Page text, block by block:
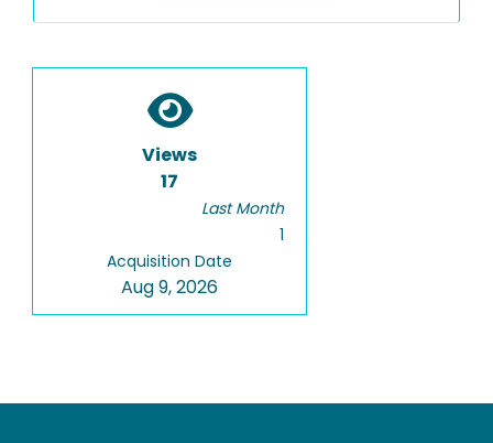
Views
17
Last Month
1
Acquisition Date
Aug 9, 2026